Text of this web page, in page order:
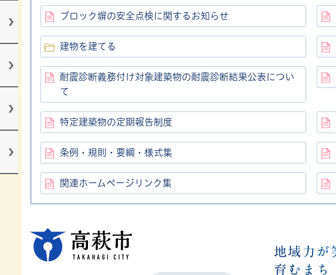
ブロック塀の安全点検に関するお知らせ
建物を建てる
耐震診断義務付け対象建築物の耐震診断結果公表につい
て
特定建築物の定期報告制度
条例・規則・要綱・様式集
関連ホームページリンク集